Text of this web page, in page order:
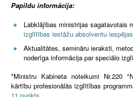
Papildu informācija:
Labklājības ministrijas sagatavotais
izglītības iestāžu absolventu
Aktualitātes, semināru ieraksti,
noderīga informācija par speciālo
*Ministru Kabineta noteikumi Nr.220
kārtību profesionālās izglītības